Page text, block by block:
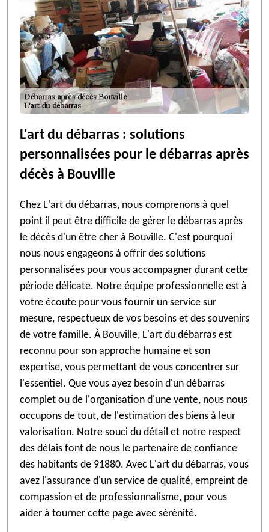
L'art du débarras : solutions
personnalisées pour le débarras après
décès à Bouville
Chez L'art du débarras, nous comprenons à quel
point il peut être difficile de gérer le débarras après
le décès d'un être cher à Bouville. C'est pourquoi
nous nous engageons à offrir des solutions
personnalisées pour vous accompagner durant cette
période délicate. Notre équipe professionnelle est à
votre écoute pour vous fournir un service sur
mesure, respectueux de vos besoins et des souvenirs
de votre famille. À Bouville, L'art du débarras est
reconnu pour son approche humaine et son
expertise, vous permettant de vous concentrer sur
l'essentiel. Que vous ayez besoin d'un débarras
complet ou de l'organisation d'une vente, nous nous
occupons de tout, de l'estimation des biens à leur
valorisation. Notre souci du détail et notre respect
des délais font de nous le partenaire de confiance
des habitants de 91880. Avec L'art du débarras, vous
avez l'assurance d'un service de qualité, empreint de
compassion et de professionnalisme, pour vous
aider à tourner cette page avec sérénité.